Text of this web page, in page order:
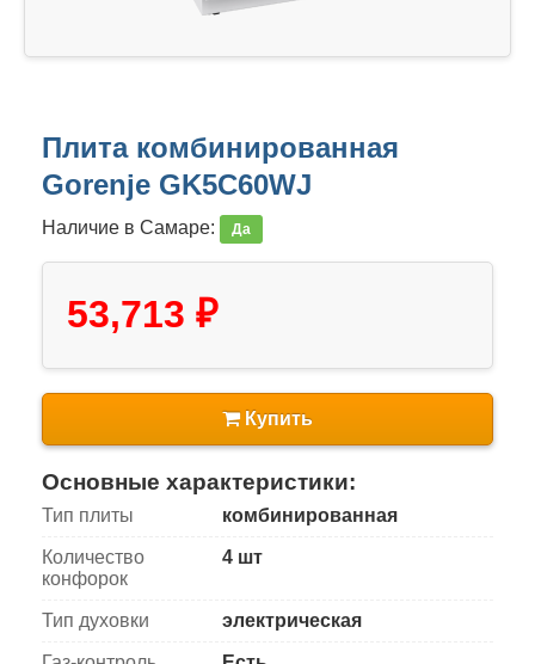
Плита комбинированная
Gorenje GK5C60WJ
Наличие в Самаре: Да
53,713 ₽
Купить
Основные характеристики:
Тип плиты комбинированная
Количество
конфорок
4 шт
Тип духовки электрическая